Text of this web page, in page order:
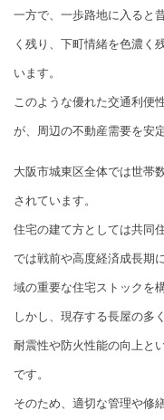
一方で、一歩路地に入ると
く残り、下町情緒を色濃く
います。
このような優れた交通利便
が、周辺の不動産需要を安
大阪市城東区全体では世帯
されています。
住宅の建て方としては共同
では戦前や高度経済成長期
域の重要な住宅ストックを
しかし、現存する長屋の多
耐震性や防火性能の向上と
です。
そのため、適切な管理や修